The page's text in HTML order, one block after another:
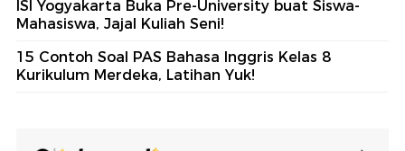
ISI Yogyakarta Buka Pre-University buat Siswa-
Mahasiswa, Jajal Kuliah Seni!
15 Contoh Soal PAS Bahasa Inggris Kelas 8
Kurikulum Merdeka, Latihan Yuk!